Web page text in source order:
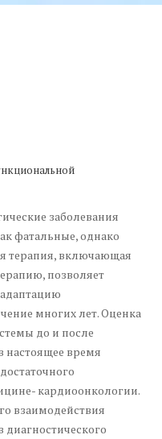
заболевания
фатальные, однако
терапия, включающая
позволяет
многих лет. Оценка
до и после
настоящее время
кардиоонкологии.
взаимодействия
диагностического